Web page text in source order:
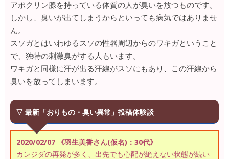
アポクリン腺を持っている体質の人が臭いを放つものです。
しかし、臭いが出てしまうからといっても病気ではありませ
ん。
スソガとはいわゆるスソの性器周辺からのワキガということ
で、独特の刺激臭がする人もいます。
ワキガと同様に汗が出る汗線がスソにもあり、この汗線から
臭いを放ってしまいます。
▽ 最新「おりもの・臭い異常」投稿体験談
2020/02/07 《羽生美香さん(仮名)：30代》
カンジダの再発が多く、出先でも心配が絶えない状態が続い